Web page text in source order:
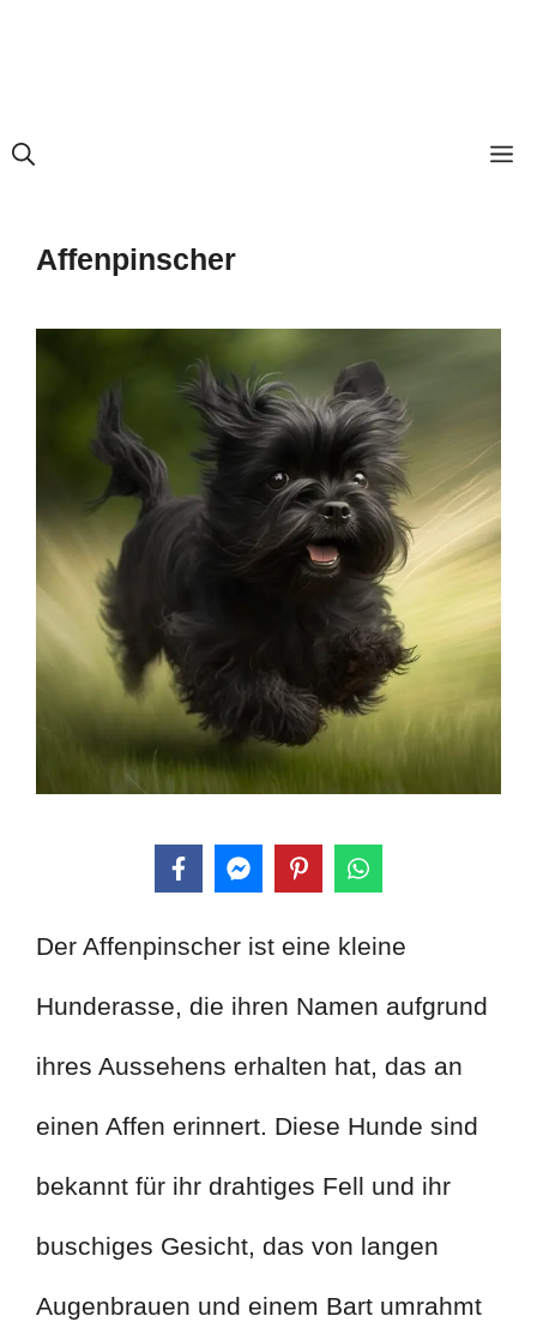
Affenpinscher
Der Affenpinscher ist eine kleine
Hunderasse, die ihren Namen aufgrund
ihres Aussehens erhalten hat, das an
einen Affen erinnert. Diese Hunde sind
bekannt für ihr drahtiges Fell und ihr
buschiges Gesicht, das von langen
Augenbrauen und einem Bart umrahmt